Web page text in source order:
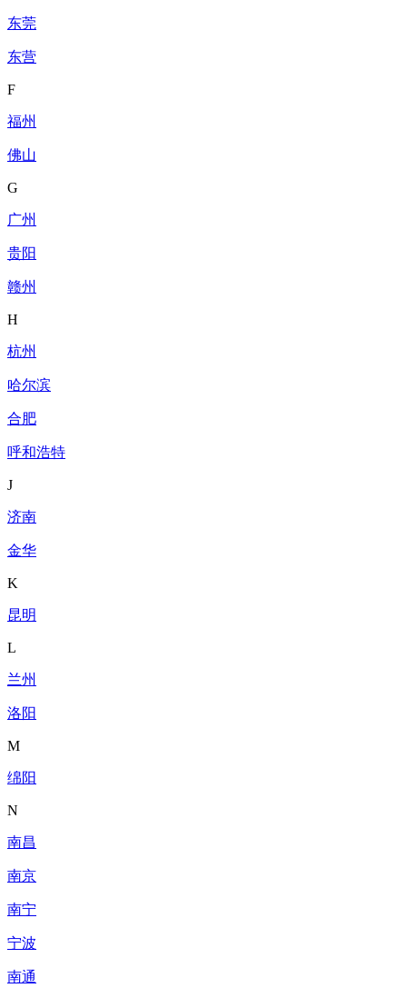
东莞
东营
F
福州
佛山
G
广州
贵阳
赣州
H
杭州
哈尔滨
合肥
呼和浩特
J
济南
金华
K
昆明
L
兰州
洛阳
M
绵阳
N
南昌
南京
南宁
宁波
南通